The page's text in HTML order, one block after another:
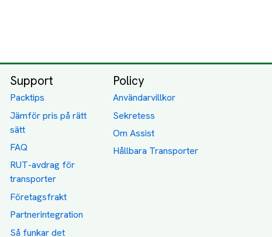
Support
Packtips
Jämför pris på rätt
sätt
FAQ
RUT-avdrag för
transporter
Företagsfrakt
Partnerintegration
Så funkar det
Policy
Användarvillkor
Sekretess
Om Assist
Hållbara Transporter